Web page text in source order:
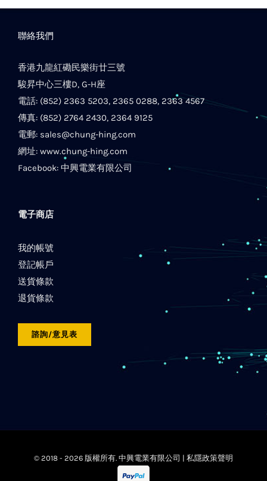
聯絡我們
香港九龍紅磡民樂街廿三號
駿昇中心三樓D, G-H座
電話: (852) 2363 5203, 2365 0288, 2363 4567
傳真: (852) 2764 2430, 2364 9125
電郵: sales@chung-hing.com
網址: www.chung-hing.com
Facebook: 中興電業有限公司
電子商店
我的帳號
登記帳戶
送貨條款
退貨條款
諮詢/意見表
© 2018 - 2026 版權所有. 中興電業有限公司 | 私隱政策聲明